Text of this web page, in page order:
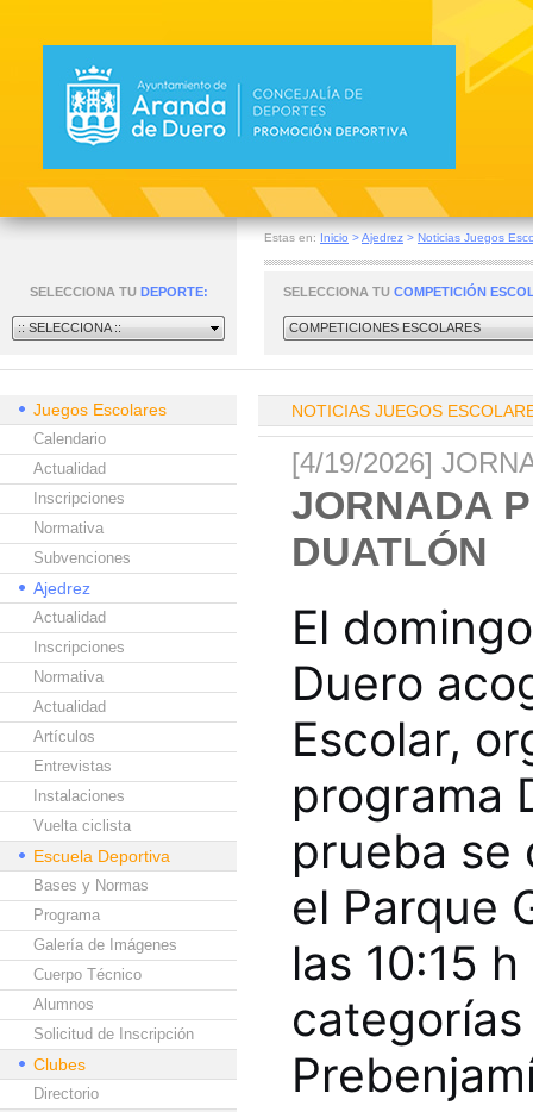
Estas en: Inicio >Ajedrez > Noticias Juegos
SELECCIONA TU DEPORTE:
:: SELECCIONA ::
SELECCIONA TU COMPETICIÓN
COMPETICIONES ESCOLARES
Juegos Escolares
Calendario
Actualidad
Inscripciones
Normativa
Subvenciones
Ajedrez
Actualidad
Inscripciones
Normativa
Actualidad
Artículos
Entrevistas
Instalaciones
Vuelta ciclista
Escuela Deportiva
Bases y Normas
Programa
Galería de Imágenes
Cuerpo Técnico
Alumnos
Solicitud de Inscripción
Clubes
Directorio
NOTICIAS JUEGOS
[4/19/2026]
JORNADA
DUATLÓN
El
Duero
Escolar,
programa
prueba se
el Parque
las 10:15